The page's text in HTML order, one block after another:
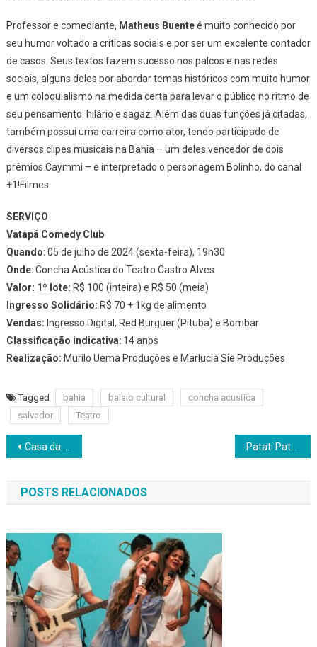
Professor e comediante, Matheus Buenteé muito conhecido por
seu humor voltado a críticas sociais e por ser um excelente contador
de casos. Seus textos fazem sucesso nos palcos e nas redes
sociais, alguns deles por abordar temas históricos com muito humor
e um coloquialismo na medida certa para levar o público no ritmo de
seu pensamento: hilário e sagaz. Além das duas funções já citadas,
também possui uma carreira como ator, tendo participado de
diversos clipes musicais na Bahia – um deles vencedor de dois
prêmios Caymmi – e interpretado o personagem Bolinho, do canal
+1!Filmes.
SERVIÇO
Vatapá Comedy Club
Quando:05 de julho de 2024 (sexta-feira), 19h30
Onde:Concha Acústica do Teatro Castro Alves
Valor: 1º lote: R$ 100 (inteira) e R$ 50 (meia)
Ingresso Solidário: R$ 70 + 1kg de alimento
Vendas: Ingresso Digital, Red Burguer (Pituba) e Bombar
Classificação indicativa: 14 anos
Realização: Murilo Uema Produções e Marlucia Sie Produções
Tagged bahia balaio cultural
concha acustica
salvador
Teatro
Navegação
de
Post
Casa da Mãe apresenta uma semana inteira de música e paixão Patati Patatá circo show em Lauro de Freitas
POSTS RELACIONADOS